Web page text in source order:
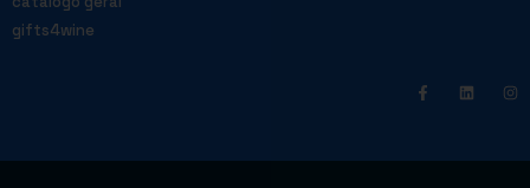
gifts4wine